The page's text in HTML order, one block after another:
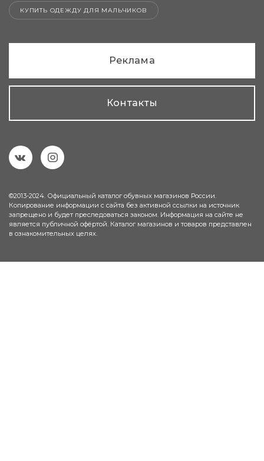
КУПИТЬ ОДЕЖДУ ДЛЯ МАЛЬЧИКОВ
Реклама
Контакты
©2013-2024. Официальный каталог обувных магазинов России.
Копирование информации с сайта без активной ссылки на источник
запрещено и будет преследоваться законом. Информация на сайте не
является публичной офёртой. Каталог магазинов и товаров представлен
в ознакомительных целях.